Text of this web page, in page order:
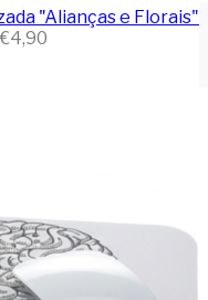
"Alianças e Florais"
€4,90